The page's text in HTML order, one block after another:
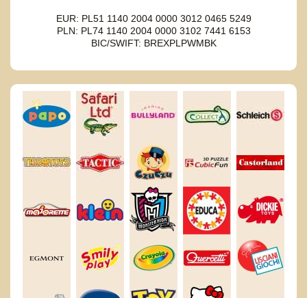
EUR: PL51 1140 2004 0000 3012 0465 5249
PLN: PL74 1140 2004 0000 3102 7441 6153
BIC/SWIFT: BREXPLPWMBK